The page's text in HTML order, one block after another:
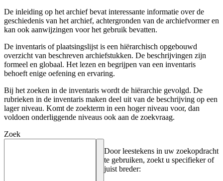
De inleiding op het archief bevat interessante informatie over de
geschiedenis van het archief, achtergronden van de archiefvormer en
kan ook aanwijzingen voor het gebruik bevatten.
De inventaris of plaatsingslijst is een hiërarchisch opgebouwd
overzicht van beschreven archiefstukken. De beschrijvingen zijn
formeel en globaal. Het lezen en begrijpen van een inventaris
behoeft enige oefening en ervaring.
Bij het zoeken in de inventaris wordt de hiërarchie gevolgd. De
rubrieken in de inventaris maken deel uit van de beschrijving op een
lager niveau. Komt de zoekterm in een hoger niveau voor, dan
voldoen onderliggende niveaus ook aan de zoekvraag.
Zoek
Door leestekens in uw zoekopdracht
te gebruiken, zoekt u specifieker of
juist breder: